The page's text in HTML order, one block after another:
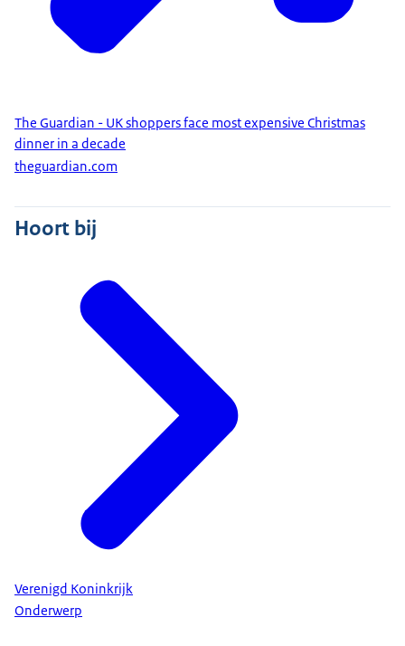
The Guardian - UK shoppers face most expensive Christmas
dinner in a decade
theguardian.com
Hoort bij
Verenigd Koninkrijk
Onderwerp